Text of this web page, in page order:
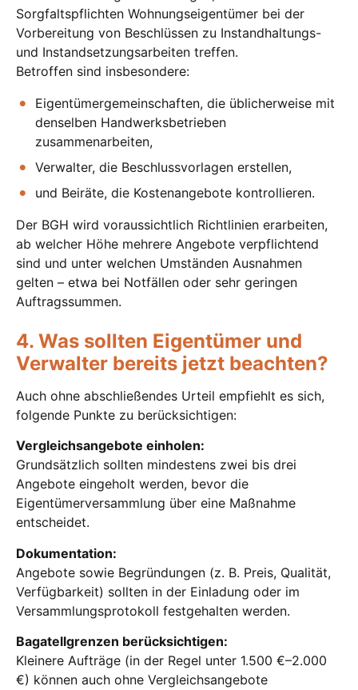
Sorgfaltspflichten Wohnungseigentümer bei der
Vorbereitung von Beschlüssen zu Instandhaltungs-
und Instandsetzungsarbeiten treffen.
Betroffen sind insbesondere:
Eigentümergemeinschaften, die üblicherweise mit
denselben Handwerksbetrieben
zusammenarbeiten,
Verwalter, die Beschlussvorlagen erstellen,
und Beiräte, die Kostenangebote kontrollieren.
Der BGH wird voraussichtlich Richtlinien erarbeiten,
ab welcher Höhe mehrere Angebote verpflichtend
sind und unter welchen Umständen Ausnahmen
gelten – etwa bei Notfällen oder sehr geringen
Auftragssummen.
4. Was sollten Eigentümer und
Verwalter bereits jetzt beachten?
Auch ohne abschließendes Urteil empfiehlt es sich,
folgende Punkte zu berücksichtigen:
Vergleichsangebote einholen:
Grundsätzlich sollten mindestens zwei bis drei
Angebote eingeholt werden, bevor die
Eigentümerversammlung über eine Maßnahme
entscheidet.
Dokumentation:
Angebote sowie Begründungen (z. B. Preis, Qualität,
Verfügbarkeit) sollten in der Einladung oder im
Versammlungsprotokoll festgehalten werden.
Bagatellgrenzen berücksichtigen:
Kleinere Aufträge (in der Regel unter 1.500 €–2.000
€) können auch ohne Vergleichsangebote